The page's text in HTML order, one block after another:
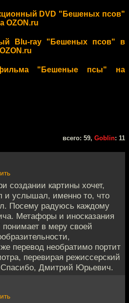
DVD "Бешеных псов"
OZON.ru
Blu-ray "Бешеных псов" в
"Бешеные псы" на
всего: 59, Goblin: 11
создании картины хочет,
и услышал, именно то, что
Посему радуюсь каждому
Метафоры и иносказания
понимает в меру своей
перевод необратимо портит
перевирая режиссерский
Дмитрий Юрьевич.